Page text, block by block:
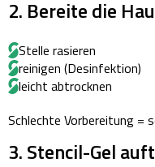
2. Bereite die
Stelle rasieren
reinigen (Desinfektion)
leicht abtrocknen
Schlechte Vorbereitung =
3. Stencil-Gel